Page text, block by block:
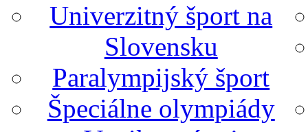
Univerzitný šport na
Slovensku
Paralympijský šport
Špeciálne olympiády